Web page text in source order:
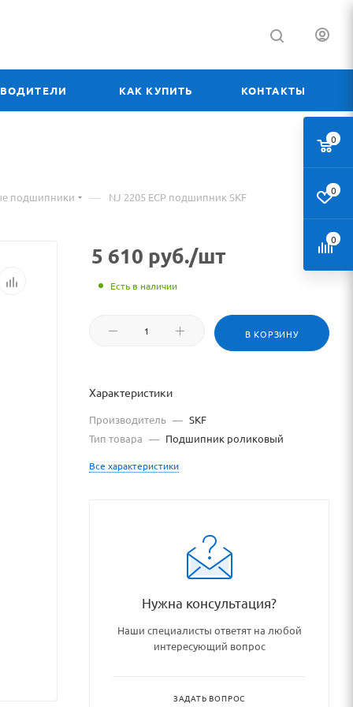
КАК КУПИТЬ КОНТАКТЫ
подшипники — NJ 2205 ECP подшипник SKF
5 610 руб./шт
Есть в наличии
В КОРЗИНУ
Характеристики
Производитель — SKF
Тип товара — Подшипник роликовый
Все характеристики
Нужна консультация?
Наши специалисты ответят на любой
интересующий вопрос
ЗАДАТЬ ВОПРОС
0
0
0